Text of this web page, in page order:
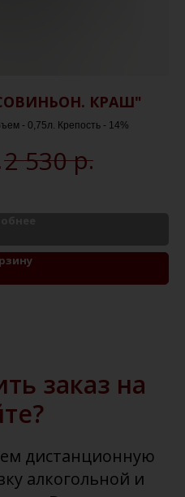
КРАШ"
- 0,75л. Крепость - 14%
2 530р.
заказ на
дистанционную
алкогольной и